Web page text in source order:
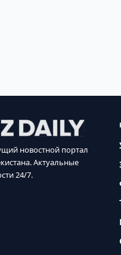
новостной портал
Актуальные
24/7.